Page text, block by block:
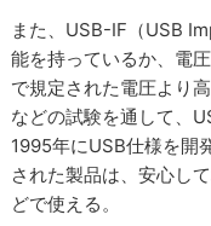
また、USB-IF（USB
能を持っているか、電
で規定された電圧より
などの試験を通して、
1995年にUSB仕様を開
された製品は、安心し
どで使える。